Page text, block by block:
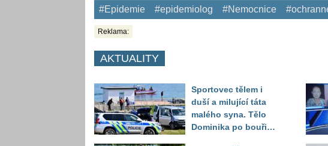
#Epidemie #epidemiolog #Nemocnice
Reklama:
AKTUALITY
Sportovec tělem i
duší a milující táta
malého syna. Tělo
Dominika po bouři